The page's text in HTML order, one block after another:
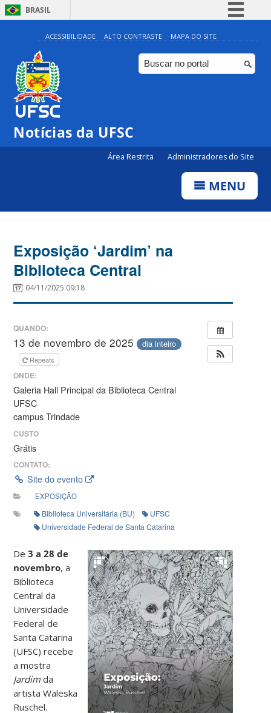
BRASIL
Simplifique!
Comunica BR
Participe
ACESSIBILIDADE ALTO CONTRASTE MAPA DO SITE
Notícias da UFSC
Área Restrita Administradores do Site
MENU
Exposição ‘Jardim’ na
Biblioteca Central
04/11/2025 09:18
QUANDO:
13 de novembro de 2025 dia inteiro
Repeats
ONDE:
Galeria Hall Principal da Biblioteca Central
UFSC
campus Trindade
CUSTO
Grátis
CONTATO:
Site do evento
EXPOSIÇÃO
Biblioteca Universitária (BU)
UFSC
Universidade Federal de Santa Catarina
De3 a 28 de
novembro, a
Biblioteca
Central da
Universidade
Federal de
Santa Catarina
(UFSC) recebe
a mostra
Jardimda
artista Waleska
Ruschel.